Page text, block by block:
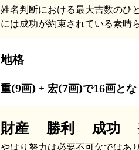
姓名判断における最大吉数のひ
には成功が約束されている素晴
地格
重(9画) + 宏(7画)で16画とな
財産 勝利 成功
やはり努力は必要不可欠ではあ